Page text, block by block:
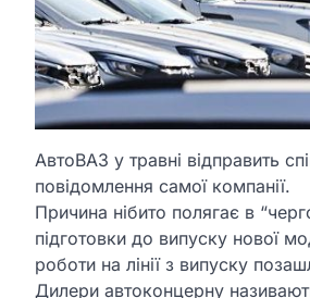
АвтоВАЗ у травні відправить
повідомлення самої компанії.
Причина нібито полягає в
підготовки до випуску нової
роботи на лінії з випуску
Дилери автоконцерну